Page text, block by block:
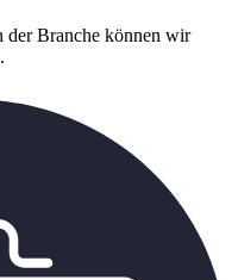
der Branche können wir